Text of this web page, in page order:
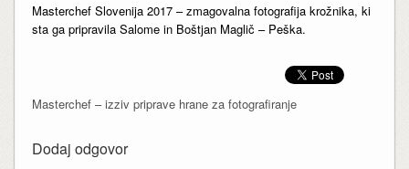
Masterchef Slovenija 2017 – zmagovalna fotografija krožnika, ki
sta ga pripravila Salome in Boštjan Maglič – Peška.
Masterchef – izziv priprave hrane za fotografiranje
Dodaj odgovor